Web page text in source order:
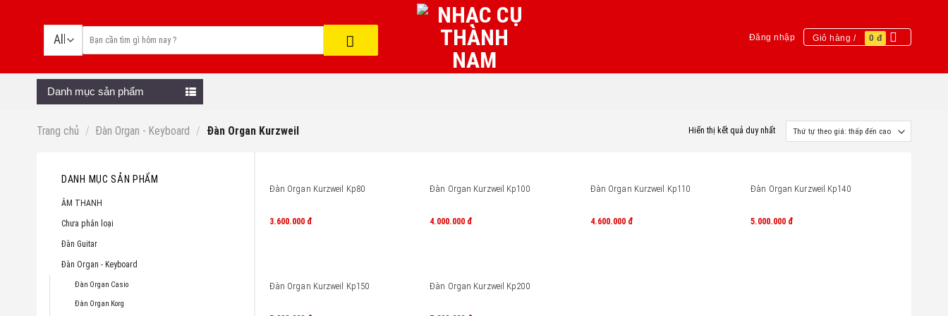
Đăng nhập Giỏ hàng / 0 đ
Danh mục sản phẩm
Trang chủ / Đàn Organ - Keyboard / Đàn Organ Kurzweil Hiển thị kết quả duy nhất
DANH MỤC SẢN PHẨM
ÂM THANH
Chưa phân loại
Đàn Guitar
Đàn Organ - Keyboard
Đàn Organ Casio
Đàn Organ Korg
Đàn Organ Kurzweil Kp80
3.600.000 đ
Đàn Organ Kurzweil Kp100
4.000.000 đ
Đàn Organ Kurzweil Kp110
4.600.000 đ
Đàn Organ Kurzweil Kp140
5.000.000 đ
Đàn Organ Kurzweil Kp150 Đàn Organ Kurzweil Kp200